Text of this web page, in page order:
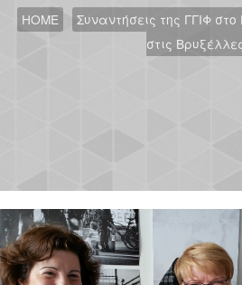
HOME
Συναντήσεις της ΓΓΙΦ
στις